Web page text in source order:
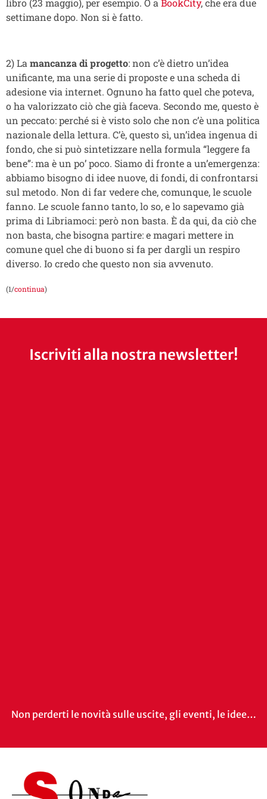
libro (23 maggio), per esempio. O aBookCity, che era due
settimane dopo. Non si è fatto.
2) La mancanza di progetto: non c’è dietro un’idea
unificante, ma una serie di proposte e una scheda di
adesione via internet. Ognuno ha fatto quel che poteva,
o ha valorizzato ciò che già faceva. Secondo me, questo è
un peccato: perché si è visto solo che non c’è una politica
nazionale della lettura. C’è, questo sì, un’idea ingenua di
fondo, che si può sintetizzare nella formula “leggere fa
bene”: ma è un po’ poco. Siamo di fronte a un’emergenza:
abbiamo bisogno di idee nuove, di fondi, di confrontarsi
sul metodo. Non di far vedere che, comunque, le scuole
fanno. Le scuole fanno tanto, lo so, e lo sapevamo già
prima di Libriamoci: però non basta. È da qui, da ciò che
non basta, che bisogna partire: e magari mettere in
comune quel che di buono si fa per dargli un respiro
diverso. Io credo che questo non sia avvenuto.
(1/continua)
Iscriviti alla nostra newsletter!
Non perderti le novità sulle uscite, gli eventi, le idee…